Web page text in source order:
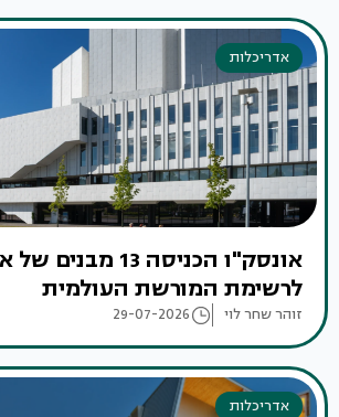
אדריכלות
אונסק"ו הכניסה 13
לרשימת המורשת העולמית
זוהר שחר לוי 29-07-2026
אדריכלות